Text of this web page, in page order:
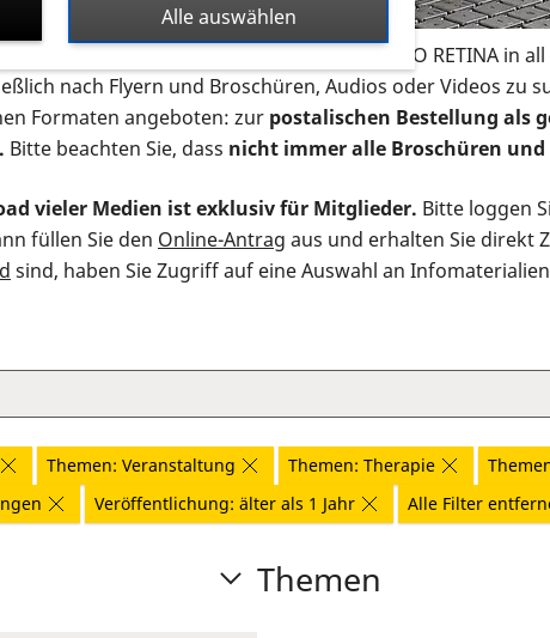
finden Sie sämtliches Infomaterial der PRO RETINA in
nach Flyern und Broschüren, Audios oder Videos zu
Formaten angeboten: zur postalischen Bestellung als
Bitte beachten Sie, dass nicht immer alle Broschüren
vieler Medien ist exklusiv für Mitglieder. Bitte loggen
füllen Sie den Online-Antrag aus und erhalten Sie direkt
sind, haben Sie Zugriff auf eine Auswahl an
Themen: Veranstaltung Themen: Therapie
Veröffentlichung: älter als 1 Jahr Alle Filter
Themen
Alle auswählen